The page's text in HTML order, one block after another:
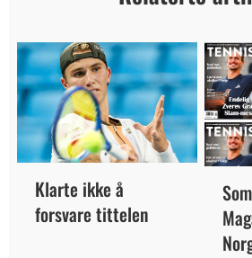
Klarte ikke å
forsvare tittelen